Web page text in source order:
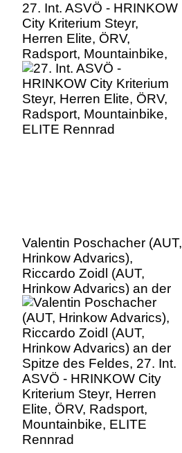
27. Int. ASVÖ - HRINKOW
City Kriterium Steyr,
Herren Elite, ÖRV,
Radsport, Mountainbike,
ELITE Rennrad
Valentin Poschacher (AUT,
Hrinkow Advarics),
Riccardo Zoidl (AUT,
Hrinkow Advarics) an der
Spitze des Feldes, 27. Int.
ASVÖ - HRINKOW City
Kriterium Steyr, Herren
Elite, ÖRV, Radsport,
Mountainbike, ELITE
Rennrad